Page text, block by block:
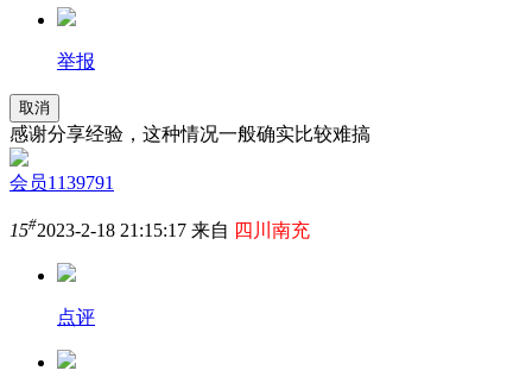
举报
取消
感谢分享经验，这种情况一般确实比较难搞
会员1139791
15#2023-2-18 21:15:17 来自 四川南充
点评